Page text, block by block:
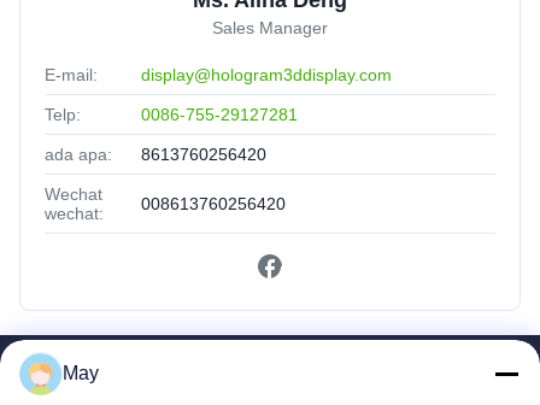
Sales Manager
E-mail: display@hologram3ddisplay.com
Telp: 0086-755-29127281
ada apa: 8613760256420
Wechat
wechat:
008613760256420
May